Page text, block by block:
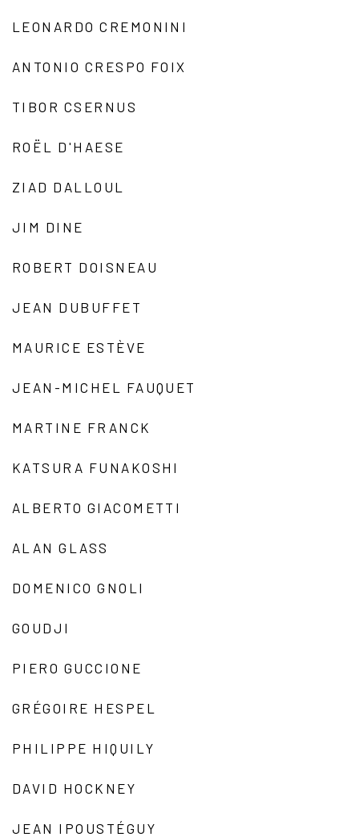
LEONARDO CREMONINI
ANTONIO CRESPO FOIX
TIBOR CSERNUS
ROËL D'HAESE
ZIAD DALLOUL
JIM DINE
ROBERT DOISNEAU
JEAN DUBUFFET
MAURICE ESTÈVE
JEAN-MICHEL FAUQUET
MARTINE FRANCK
KATSURA FUNAKOSHI
ALBERTO GIACOMETTI
ALAN GLASS
DOMENICO GNOLI
GOUDJI
PIERO GUCCIONE
GRÉGOIRE HESPEL
PHILIPPE HIQUILY
DAVID HOCKNEY
JEAN IPOUSTÉGUY